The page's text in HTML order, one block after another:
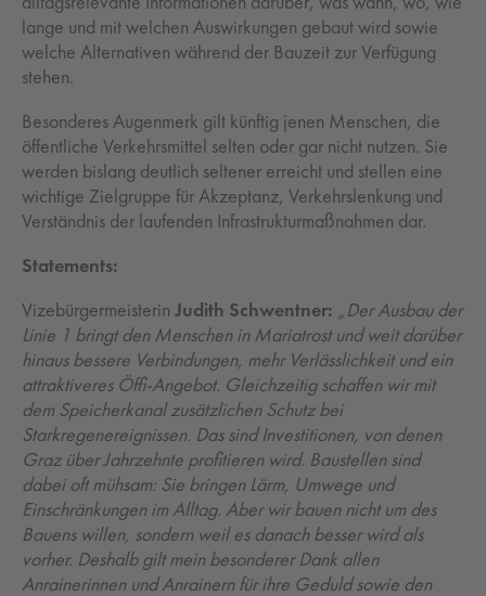
lange und mit welchen Auswirkungen gebaut wird sowie
welche Alternativen während der Bauzeit zur Verfügung
stehen.
Besonderes Augenmerk gilt künftig jenen Menschen, die
öffentliche Verkehrsmittel selten oder gar nicht nutzen. Sie
werden bislang deutlich seltener erreicht und stellen eine
wichtige Zielgruppe für Akzeptanz, Verkehrslenkung und
Verständnis der laufenden Infrastrukturmaßnahmen dar.
Statements:
Vizebürgermeisterin Judith Schwentner: „Der Ausbau der
Linie 1 bringt den Menschen in Mariatrost und weit darüber
hinaus bessere Verbindungen, mehr Verlässlichkeit und ein
attraktiveres Öffi-Angebot. Gleichzeitig schaffen wir mit
dem Speicherkanal zusätzlichen Schutz bei
Starkregenereignissen. Das sind Investitionen, von denen
Graz über Jahrzehnte profitieren wird. Baustellen sind
dabei oft mühsam: Sie bringen Lärm, Umwege und
Einschränkungen im Alltag. Aber wir bauen nicht um des
Bauens willen, sondern weil es danach besser wird als
vorher. Deshalb gilt mein besonderer Dank allen
Anrainerinnen und Anrainern für ihre Geduld sowie den